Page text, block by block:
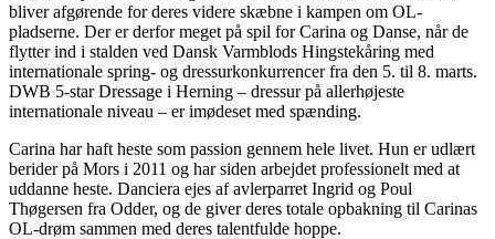
bliver afgørende for deres videre skæbne i kampen om OL-
pladserne. Der er derfor meget på spil for Carina og Danse, når de
flytter ind i stalden ved Dansk Varmblods Hingstekåring med
internationale spring- og dressurkonkurrencer fra den 5. til 8. marts.
DWB 5-star Dressage i Herning – dressur på allerhøjeste
internationale niveau – er imødeset med spænding.
Carina har haft heste som passion gennem hele livet. Hun er udlært
berider på Mors i 2011 og har siden arbejdet professionelt med at
uddanne heste. Danciera ejes af avlerparret Ingrid og Poul
Thøgersen fra Odder, og de giver deres totale opbakning til Carinas
OL-drøm sammen med deres talentfulde hoppe.